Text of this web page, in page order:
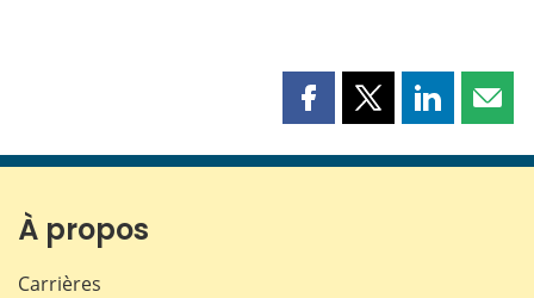
Partager
page
Partager
page
Partager
page page
À propos
Carrières